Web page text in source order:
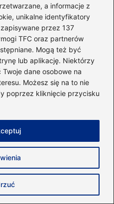
a informacje z
unikalne identyfikatory
przez 137
TFC oraz partnerów
Mogą też być
lub aplikację. Niektórzy
dane osobowe na
Możesz się na to nie
poprzez kliknięcie przycisku
po zdrowe
naturalny z
pełnoziarniste.
po wysiłku ma
regeneracji mięśni i
na odchudzanie
lepsze efekty?
na ćwiczenie
zaciszu
warto biegać?